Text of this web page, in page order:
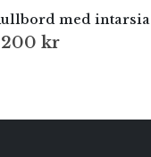
med intarsia
kr